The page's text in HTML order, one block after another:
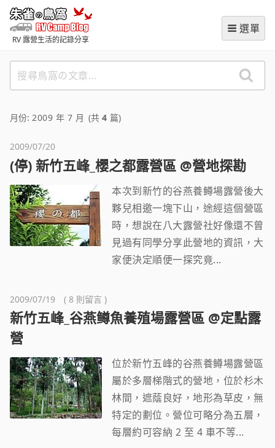
至
內
朱雀の鳥窩
RV 露營生活的記錄分享
選單
搜
尋
窩
文
章
月份: 2009 年 7 月 (共 4 篇)
2009/07/20
(停) 新竹五峰_櫻之都露營區 @營地探勘
本次到新竹的谷燕養鳟場露營後大
夥兒相邀一塊下山，途經這個營區
時，想說在八大露營社好像還不曾
見過有同學分享此營地的資訊，大
家便決定順便一探究竟...
2009/07/19 ( 8 則留言 )
新竹五峰_谷燕鳟魚養殖場露營區 @定點露
營
位於新竹五峰的谷燕養鳟場露營區
屬於多層梯階式的營地，位於杉木
林間，遮蔭良好，地形為草皮，無
特定的劃位。營位可略分為五層，
每層約可容納 2 至 4 車不等...